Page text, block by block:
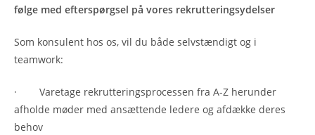
følge med efterspørgsel på vores rekrutteringsydelser
Som konsulent hos os, vil du både selvstændigt og i
teamwork:
· Varetage rekrutteringsprocessen fra A-Z herunder
afholde møder med ansættende ledere og afdække deres
behov